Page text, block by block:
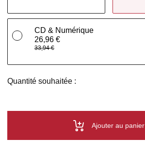
CD & Numérique
26,96 €
33,94 €
Quantité souhaitée :
Ajouter au panier